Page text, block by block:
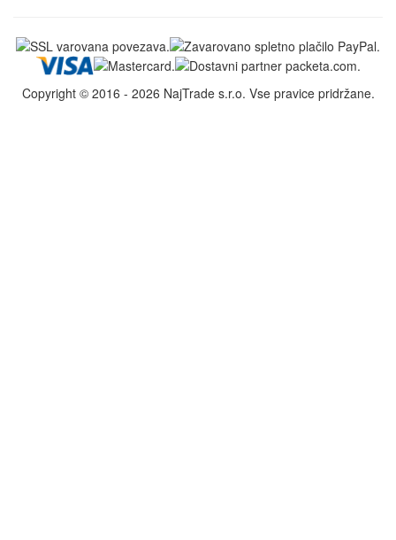
Copyright © 2016 - 2026 NajTrade s.r.o. Vse pravice pridržane.